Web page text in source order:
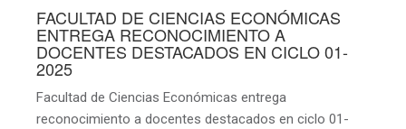
FACULTAD DE CIENCIAS ECONÓMICAS
ENTREGA RECONOCIMIENTO A
DOCENTES DESTACADOS EN CICLO 01-
2025
Facultad de Ciencias Económicas entrega
reconocimiento a docentes destacados en ciclo 01-